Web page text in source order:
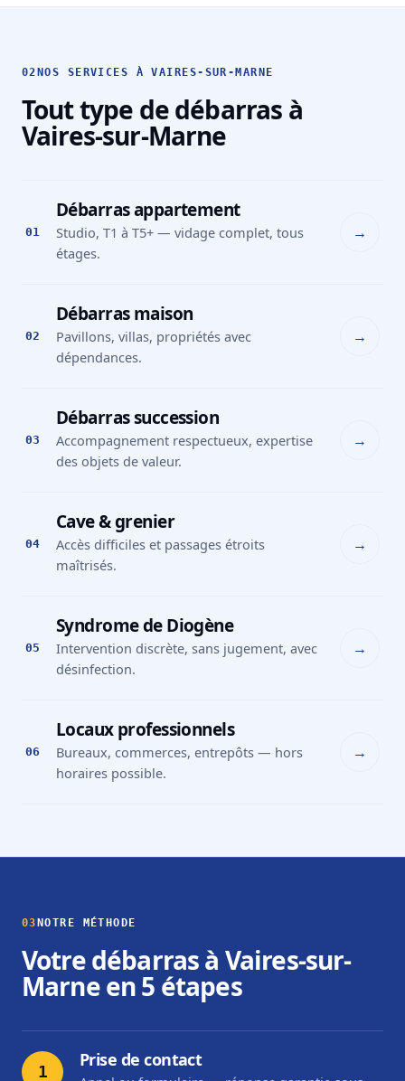
02 NOS SERVICES À VAIRES-SUR-MARNE
Tout type de débarras à
Vaires-sur-Marne
01
Débarras appartement
Studio, T1 à T5+ — vidage complet, tous
étages.
→
02
Débarras maison
Pavillons, villas, propriétés avec
dépendances.
→
03
Débarras succession
Accompagnement respectueux, expertise
des objets de valeur.
→
04
Cave & grenier
Accès difficiles et passages étroits
maîtrisés.
→
05
Syndrome de Diogène
Intervention discrète, sans jugement, avec
désinfection.
→
06
Locaux professionnels
Bureaux, commerces, entrepôts — hors
horaires possible.
→
03 NOTRE MÉTHODE
Votre débarras à Vaires-sur-
Marne en 5 étapes
1
Prise de contact